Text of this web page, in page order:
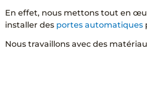
En effet, nous mettons tout en
installer des portes automatiques
Nous travaillons avec des